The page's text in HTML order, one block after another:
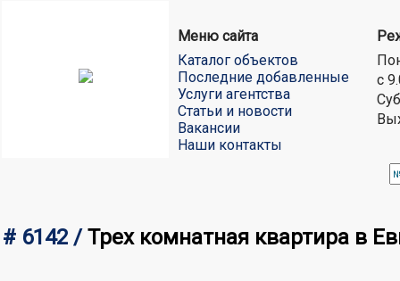
Меню сайта
Каталог объектов
Последние добавленные
Услуги агентства
Статьи и новости
Вакансии
Наши контакты
с
# 6142 /Трех комнатная квартира в